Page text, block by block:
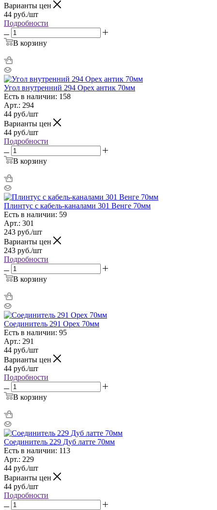
Варианты цен
44 руб./шт
Подробности
В корзину
Угол внутренний 294 Орех антик 70мм
Есть в наличии: 158
Арт.: 294
44 руб./шт
Варианты цен
44 руб./шт
Подробности
В корзину
Плинтус с кабель-каналами 301 Венге 70мм
Есть в наличии: 59
Арт.: 301
243 руб./шт
Варианты цен
243 руб./шт
Подробности
В корзину
Соединитель 291 Орех 70мм
Есть в наличии: 95
Арт.: 291
44 руб./шт
Варианты цен
44 руб./шт
Подробности
В корзину
Соединитель 229 Дуб латте 70мм
Есть в наличии: 113
Арт.: 229
44 руб./шт
Варианты цен
44 руб./шт
Подробности